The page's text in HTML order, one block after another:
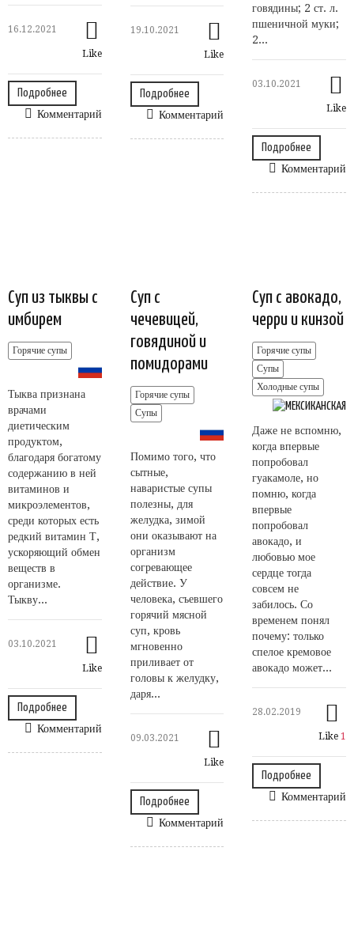
16.12.2021
Like
Подробнее
Комментарий
19.10.2021
Like
Подробнее
Комментарий
говядины; 2 ст. л.
пшеничной муки;
2...
03.10.2021
Like
Подробнее
Комментарий
Суп из тыквы с
имбирем
Горячие супы
Тыква признана
врачами
диетическим
продуктом,
благодаря богатому
содержанию в ней
витаминов и
микроэлементов,
среди которых есть
редкий витамин Т,
ускоряющий обмен
веществ в
организме.
Тыкву...
03.10.2021
Like
Подробнее
Комментарий
Суп с
чечевицей,
говядиной и
помидорами
Горячие супы
Супы
Помимо того, что
сытные,
наваристые супы
полезны, для
желудка, зимой
они оказывают на
организм
согревающее
действие. У
человека, съевшего
горячий мясной
суп, кровь
мгновенно
приливает от
головы к желудку,
даря...
09.03.2021
Like
Подробнее
Комментарий
Суп с авокадо,
черри и кинзой
Горячие супы
Супы
Холодные супы
Даже не вспомню,
когда впервые
попробовал
гуакамоле, но
помню, когда
впервые
попробовал
авокадо, и
любовью мое
сердце тогда
совсем не
забилось. Со
временем понял
почему: только
спелое кремовое
авокадо может...
28.02.2019
Like 1
Подробнее
Комментарий